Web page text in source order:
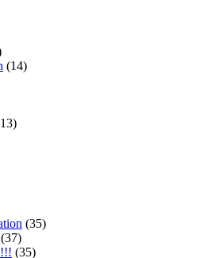
(14)
(35)
(37)
(35)